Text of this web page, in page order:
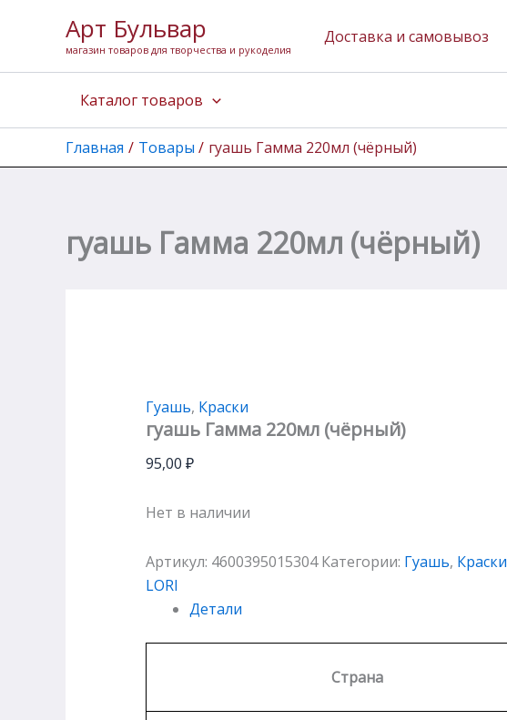
содержимому
Арт Бульвар
магазин товаров для творчества и рукоделия
Доставка и самовывоз
Каталог товаров
Главная Товары гуашь Гамма 220мл (чёрный)
гуашь Гамма 220мл (чёрный)
Гуашь, Краски
гуашь Гамма 220мл (чёрный)
95,00 ₽
Нет в наличии
Артикул: 4600395015304 Категории: Гуашь, Краски
LORI
Детали
Страна